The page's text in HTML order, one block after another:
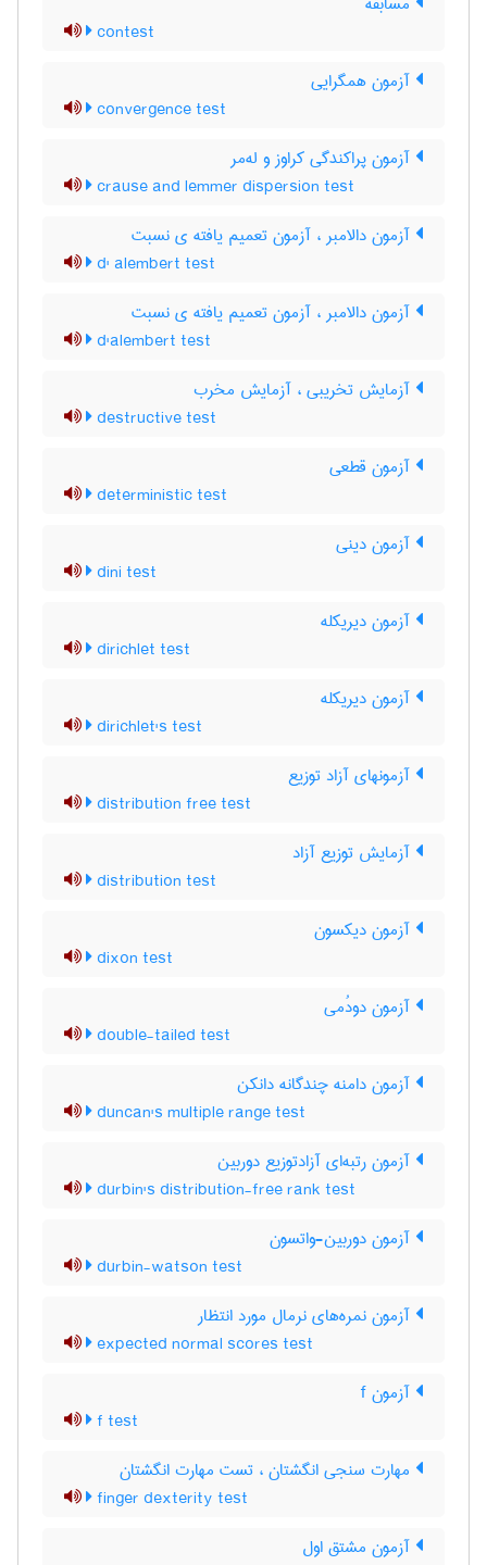
contest
آزمون همگرایی
convergence test
آزمون پراکندگی کراوز و له‌مر
crause and lemmer dispersion test
آزمون دالامبر ، آزمون تعمیم یافته ی نسبت
d' alembert test
آزمون دالامبر ، آزمون تعمیم یافته ی نسبت
d'alembert test
آزمایش تخریبی ، آزمایش مخرب
destructive test
آزمون قطعی
deterministic test
آزمون دینی
dini test
آزمون دیریکله
dirichlet test
آزمون دیریکله
dirichlet's test
آزمونهای آزاد توزیع
distribution free test
آزمایش توزیع آزاد
distribution test
آزمون دیکسون
dixon test
آزمون دودُمی
double-tailed test
آزمون دامنه چندگانه دانکن
duncan's multiple range test
آزمون رتبه‌ای آزادتوزیع دوربین
durbin's distribution-free rank test
آزمون دوربین-واتسون
durbin-watson test
آزمون نمره‌های نرمال مورد انتظار
expected normal scores test
آزمون f
f test
مهارت سنجی انگشتان ، تست مهارت انگشتان
finger dexterity test
آزمون مشتق اول